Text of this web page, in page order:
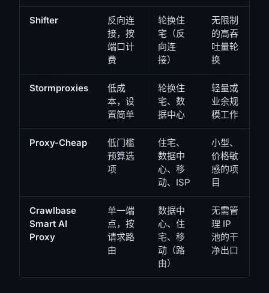
Shifter
反向连
接，按
端口计
费
轮换住
宅（反
向连
接）
无限制
的高吞
吐量轮
换
Stormproxies
低成
本，设
置简单
轮换住
宅、数
据中心
轻量或
业余规
模工作
Proxy-Cheap
低门槛
预算选
项
住宅、
数据中
心、移
动、ISP
小型、
价格敏
感的项
目
Crawlbase
Smart AI
Proxy
单一端
点，按
请求路
由
数据中
心、住
宅、移
动（路
由）
无需管
理 IP
池的干
净出口